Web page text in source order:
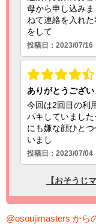
@osoujimasters から